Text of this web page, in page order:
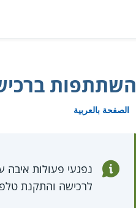
השתתפות
الصفحة بالعربية
לרכישה והתקנת